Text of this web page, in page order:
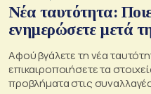
Νέα ταυτότητα:
ενημερώσετε μετά
Αφού βγάλετε τη νέα
επικαιροποιήσετε τα
προβλήματα στις